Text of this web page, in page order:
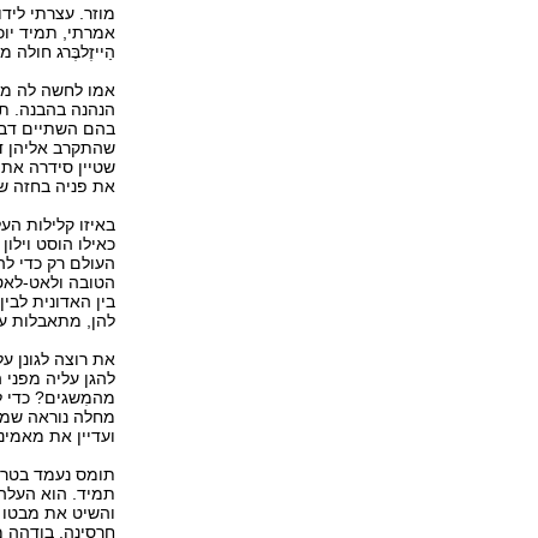
מוזר. עצרתי
אמרתי, תמיד
הַייזֶלבֶּרג חולה
אמו לחשה לה
הנהנה בהבנה.
בהם השתיים
שהתקרב אליהן
שטיין סידרה
את פניה בחזה
באיזו קלילות
כאילו הוסט
העולם רק כדי
הטובה ולאט-
בין האדונית
להן, מתאבלות
את רוצה לגונן
להגן עליה
מהמִשגים? כדי
מחלה נוראה
ועדיין את
תומס נעמד
תמיד. הוא
והשיט את מבטו
חרסינה,